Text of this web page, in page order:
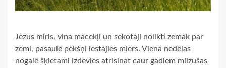
Jēzus miris, viņa mācekļi un sekotāji nolikti zemāk par
zemi, pasaulē pēkšņi iestājies miers. Vienā nedēļas
nogalē šķietami izdevies atrisināt caur gadiem milzušas